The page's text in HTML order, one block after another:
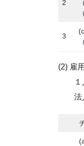
2
3
(2) 雇
１人
法人